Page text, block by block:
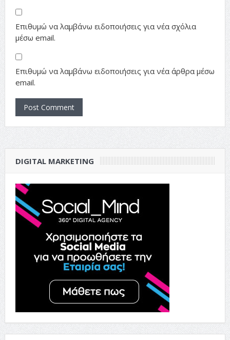
Επιθυμώ να λαμβάνω ειδοποιήσεις για νέα σχόλια
μέσω email.
Επιθυμώ να λαμβάνω ειδοποιήσεις για νέα άρθρα μέσω
email.
DIGITAL MARKETING